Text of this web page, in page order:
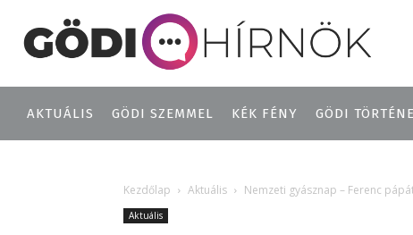
AKTUÁLIS GÖDI SZEMMEL KÉK FÉNY GÖDI
Kezdőlap Aktuális Nemzeti gyásznap – Ferenc
Aktuális